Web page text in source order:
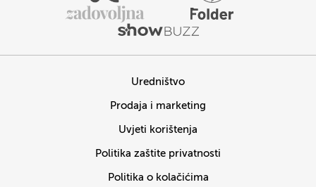
Uredništvo
Prodaja i marketing
Uvjeti korištenja
Politika zaštite privatnosti
Politika o kolačićima